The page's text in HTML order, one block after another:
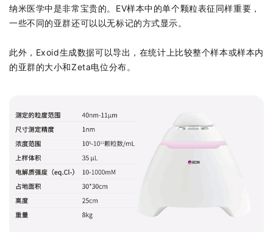
纳米医学中是非常宝贵的。EV样本中的单个颗粒表征同样重要，
一些不同的亚群还可以以无标记的方式显示。
此外，Exoid生成数据可以导出，在统计上比较整个样本或样本内
的亚群的大小和Zeta电位分布。